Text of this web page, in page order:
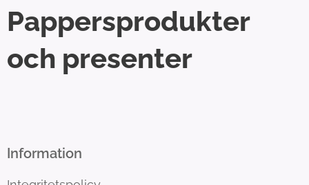
Pappersprodukter
och presenter
Information